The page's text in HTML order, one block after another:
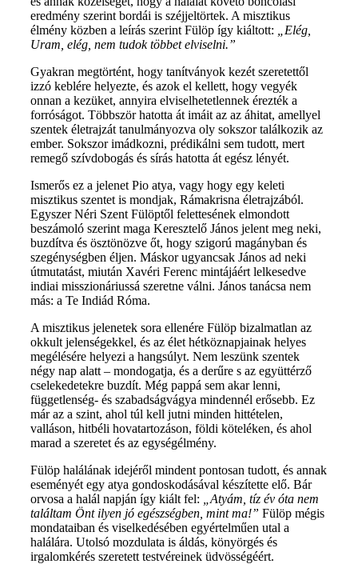
eredmény szerint bordái is széjjeltörtek. A misztikus
élmény közben a leírás szerint Fülöp így kiáltott:
„Elég,
Uram, elég, nem tudok többet elviselni.”
Gyakran megtörtént, hogy tanítványok kezét szeretettől
izzó keblére helyezte, és azok el kellett, hogy vegyék
onnan a kezüket, annyira elviselhetetlennek érezték a
forróságot. Többször hatotta át imáit az az áhitat, amellyel
szentek életrajzát tanulmányozva oly sokszor találkozik az
ember. Sokszor imádkozni, prédikálni sem tudott, mert
remegő szívdobogás és sírás hatotta át egész lényét.
Ismerős ez a jelenet Pio atya, vagy hogy egy keleti
misztikus szentet is mondjak, Rámakrisna életrajzából.
Egyszer Néri Szent Fülöptől felettesének elmondott
beszámoló szerint maga Keresztelő János jelent meg neki,
buzdítva és ösztönözve őt, hogy szigorú magányban és
szegénységben éljen. Máskor ugyancsak János ad neki
útmutatást, miután Xavéri Ferenc mintájáért lelkesedve
indiai misszionáriussá szeretne válni. János tanácsa nem
más: a Te Indiád Róma.
A misztikus jelenetek sora ellenére Fülöp bizalmatlan az
okkult jelenségekkel, és az élet hétköznapjainak helyes
megélésére helyezi a hangsúlyt. Nem leszünk szentek
négy nap alatt – mondogatja, és a derűre s az együttérző
cselekedetekre buzdít. Még pappá sem akar lenni,
függetlenség- és szabadságvágya mindennél erősebb. Ez
már az a szint, ahol túl kell jutni minden hittételen,
valláson, hitbéli hovatartozáson, földi köteléken, és ahol
marad a szeretet és az egységélmény.
Fülöp halálának idejéről mindent pontosan tudott, és annak
eseményét egy atya gondoskodásával készítette elő. Bár
orvosa a halál napján így kiált fel:
„Atyám, tíz év óta nem
találtam Önt ilyen jó egészségben, mint ma!” Fülöp mégis
mondataiban és viselkedésében egyértelműen utal a
halálára. Utolsó mozdulata is áldás, könyörgés és
irgalomkérés szeretett testvéreinek üdvösségéért.